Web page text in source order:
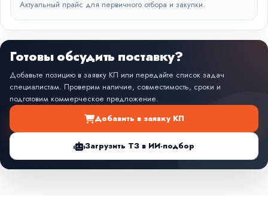
Актуальный прайс для первичного отбора и закупки.
Готовы обсудить поставку?
Добавьте позицию в заявку КП или передайте список задач
специалистам. Проверим наличие, совместимость, сроки и
подготовим коммерческое предложение.
Добавить в заявку КП
Загрузить ТЗ в ИИ-подбор